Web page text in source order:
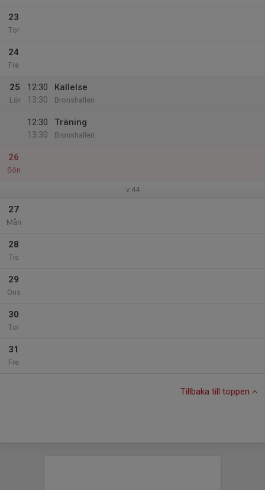
23
Tor
24
Fre
25
Lör
12:30
13:30
Kallelse
Bronshallen
12:30
13:30
Träning
Bronshallen
26
Sön
v.44
27
Mån
28
Tis
29
Ons
30
Tor
31
Fre
Tillbaka till toppen